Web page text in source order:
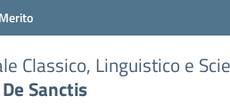
Classico, Linguistico e
Sanctis